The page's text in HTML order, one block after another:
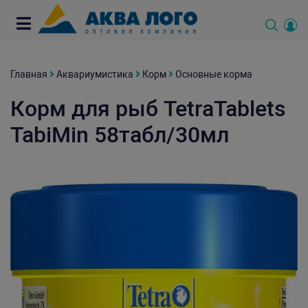
Главная Аквариумистика Корм Основные корма
Корм для рыб TetraTablets
TabiMin 58табл/30мл